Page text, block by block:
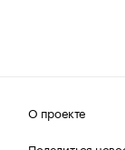
О проекте